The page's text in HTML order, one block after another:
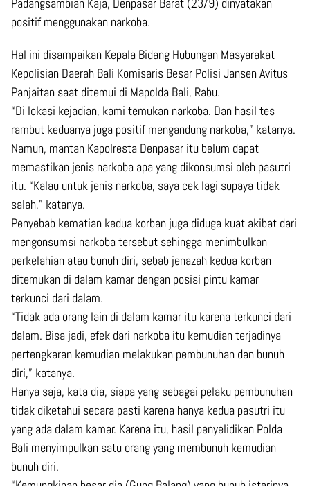
Padangsambian Kaja, Denpasar Barat (23/9) dinyatakan
positif menggunakan narkoba.
Hal ini disampaikan Kepala Bidang Hubungan Masyarakat
Kepolisian Daerah Bali Komisaris Besar Polisi Jansen Avitus
Panjaitan saat ditemui di Mapolda Bali, Rabu.
“Di lokasi kejadian, kami temukan narkoba. Dan hasil tes
rambut keduanya juga positif mengandung narkoba,” katanya.
Namun, mantan Kapolresta Denpasar itu belum dapat
memastikan jenis narkoba apa yang dikonsumsi oleh pasutri
itu. “Kalau untuk jenis narkoba, saya cek lagi supaya tidak
salah,” katanya.
Penyebab kematian kedua korban juga diduga kuat akibat dari
mengonsumsi narkoba tersebut sehingga menimbulkan
perkelahian atau bunuh diri, sebab jenazah kedua korban
ditemukan di dalam kamar dengan posisi pintu kamar
terkunci dari dalam.
“Tidak ada orang lain di dalam kamar itu karena terkunci dari
dalam. Bisa jadi, efek dari narkoba itu kemudian terjadinya
pertengkaran kemudian melakukan pembunuhan dan bunuh
diri,” katanya.
Hanya saja, kata dia, siapa yang sebagai pelaku pembunuhan
tidak diketahui secara pasti karena hanya kedua pasutri itu
yang ada dalam kamar. Karena itu, hasil penyelidikan Polda
Bali menyimpulkan satu orang yang membunuh kemudian
bunuh diri.